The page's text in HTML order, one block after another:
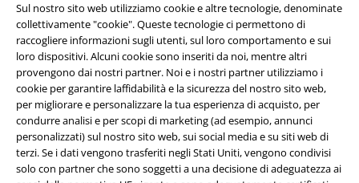
Sul nostro sito web utilizziamo cookie e altre tecnologie, denominate
collettivamente "cookie". Queste tecnologie ci permettono di
raccogliere informazioni sugli utenti, sul loro comportamento e sui
loro dispositivi. Alcuni cookie sono inseriti da noi, mentre altri
provengono dai nostri partner. Noi e i nostri partner utilizziamo i
cookie per garantire laffidabilità e la sicurezza del nostro sito web,
per migliorare e personalizzare la tua esperienza di acquisto, per
condurre analisi e per scopi di marketing (ad esempio, annunci
personalizzati) sul nostro sito web, sui social media e su siti web di
terzi. Se i dati vengono trasferiti negli Stati Uniti, vengono condivisi
solo con partner che sono soggetti a una decisione di adeguatezza ai
Info legali
Termini & Condizioni